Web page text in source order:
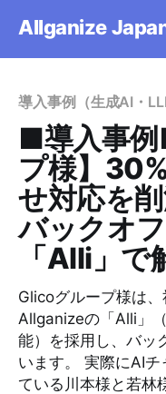
Allganize
導入事例（生成AI・
■導入事
プ様】
せ対応を
バックオ
「Alli」で
Glicoグループ様は
Allganizeの「Alli」
能）を採用し、バッ
います。 実際にAI
ている川本様と若林